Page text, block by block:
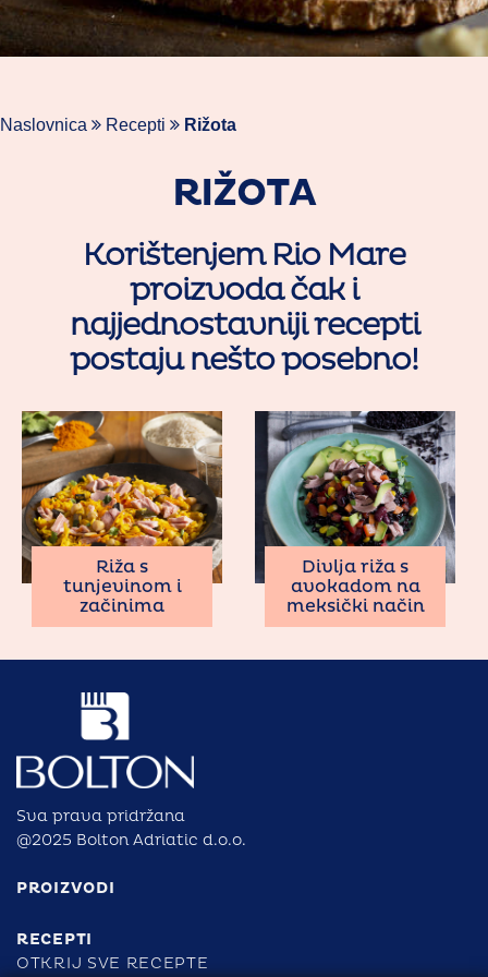
Naslovnica Recepti Rižota
RIŽOTA
Korištenjem Rio Mare
proizvoda čak i
najjednostavniji recepti
postaju nešto posebno!
Riža s
tunjevinom i
začinima
Divlja riža s
avokadom na
meksički način
Sva prava pridržana
@2025 Bolton Adriatic d.o.o.
PROIZVODI
RECEPTI
OTKRIJ SVE RECEPTE